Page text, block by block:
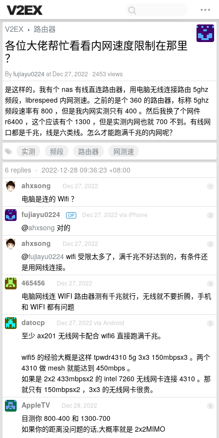
V2EX › 路由器
各位大佬帮忙看看内网速度限制在那里
？
Byfujiayu0224at Dec 27, 2022 · 2453 views
是这样的，我有个 nas 有线直连路由器，用电脑无线连接路由 5ghz
频段，librespeed 内网测速。之前的是个 360 的路由器，标称 5ghz
频段速率有 800 ，但是我内网实测只有 400 。然后我换了个网件
r6400 ，这个应该有个 1300 ，但是实测内网也就 700 不到。有线网
口都是千兆，线是六类线。怎么才能跑满千兆的内网呢？
实测
频段 路由器
网测速
6 replies • 2022-12-28 09:36:23 +08:00
1
ahxsong Dec 27, 2022
电脑是连的 Wifi ？
2
fujiayu0224 OP Dec 27, 2022 via iPhone
@ahxsong 对的
3
ahxsong Dec 27, 2022
@fujiayu0224 wifi 受限太多了，满千兆不好达到的，有条件还
是用网线连接。
4
465456 Dec 27, 2022
电脑网线连 WIFI 路由器测有千兆就行，无线就不要折腾，手机
和 WIFI 都有问题
5
datocp Dec 27, 2022 via Android
至少 ax201 无线网卡配合 wifi6 直接跑满千兆。
wifi5 的经验大概是这样 tpwdr4310 5g 3x3 150mbpsx3 。两个
4310 做 mesh 就能达到 450mbps 。
如果是 2x2 433mbpsx2 的 intel 7260 无线网卡连接 4310 。那
就只有 150mbpsx2 ，3x3 的无线网卡很贵。
6
AppleTV Dec 28, 2022
目测你 800-400 和 1300-700
如果你的距离没问题的话,大概率就是 2x2MIMO